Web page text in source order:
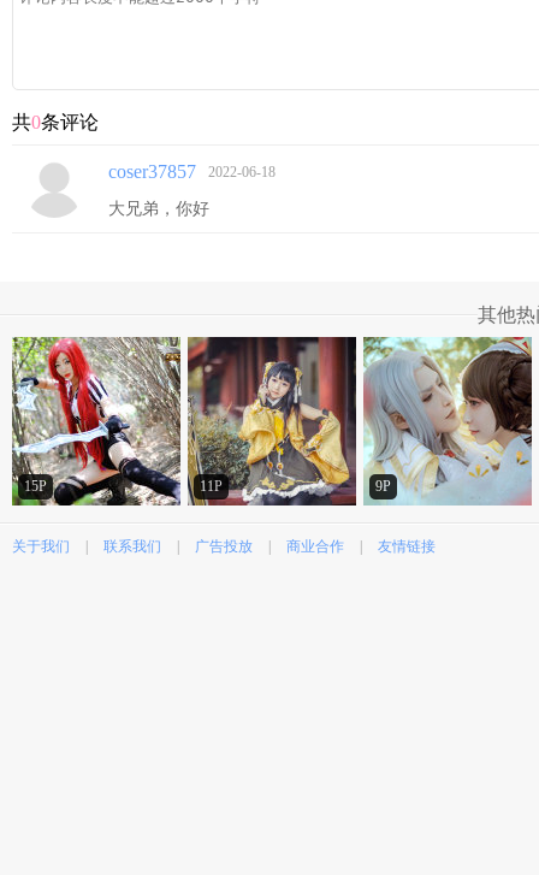
共0条评论
coser37857 2022-06-18
大兄弟，你好
其他
15P 11P 9P
关于我们 联系我们 广告投放 商业合作 友情链接